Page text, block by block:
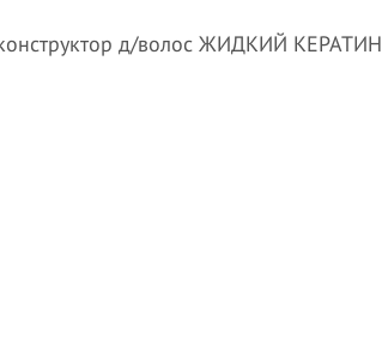
д/волос ЖИДКИЙ КЕРАТИН